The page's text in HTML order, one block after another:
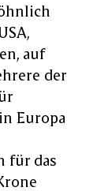
auf
der
Europa
für das